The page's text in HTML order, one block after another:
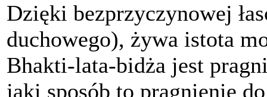
Dzięki bezprzyczynowej
duchowego), żywa istota
Bhakti-lata-bidża jest
jaki sposób to pragnienie